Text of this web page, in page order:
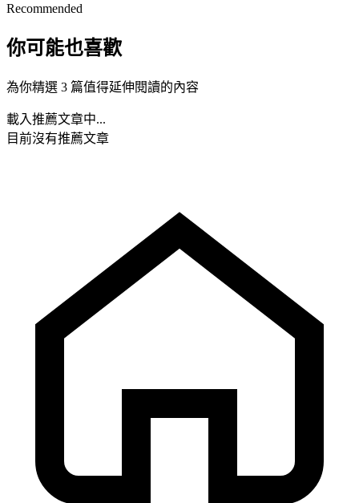
Recommended
你可能也喜歡
為你精選 3 篇值得延伸閱讀的內容
載入推薦文章中...
目前沒有推薦文章